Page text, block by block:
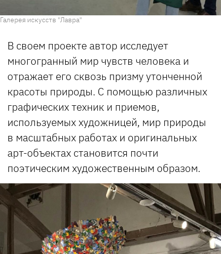
Галерея искусств "Лавра"
В своем проекте автор исследует
многогранный мир чувств человека и
отражает его сквозь призму утонченной
красоты природы. С помощью различных
графических техник и приемов,
используемых художницей, мир природы
в масштабных работах и оригинальных
арт-объектах становится почти
поэтическим художественным образом.